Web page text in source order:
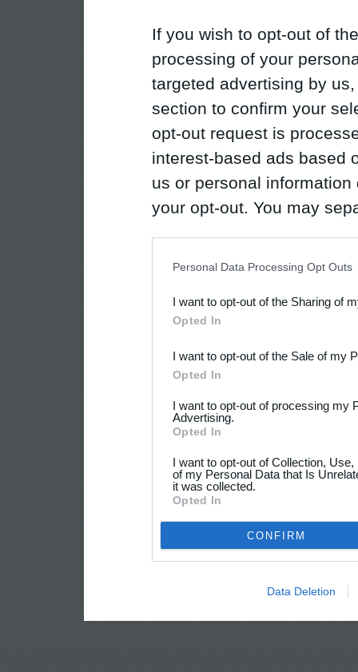
If you wish to opt-out of
processing of your
targeted advertising by
section to confirm your
opt-out request is
interest-based ads based
us or personal
your opt-out. You may
Downstream Participants
third parties.
Personal Data Processing Opt Outs
I want to opt-out of the Sharing of
Opted In
I want to opt-out of the Sale of my
Opted In
I want to opt-out of processing my
Advertising.
Opted In
I want to opt-out of Collection,
of my Personal Data that Is
it was collected.
Opted In
CONFIRM
Data Deletion